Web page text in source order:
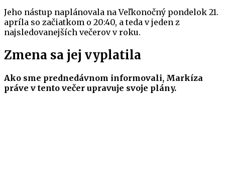
Jeho nástup naplánovala na Veľkonočný pondelok 21.
apríla so začiatkom o 20:40, a teda v jeden z
najsledovanejších večerov v roku.
Zmena sa jej vyplatila
Ako sme prednedávnom informovali, Markíza
práve v tento večer upravuje svoje plány.